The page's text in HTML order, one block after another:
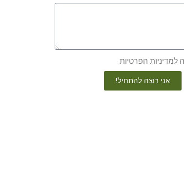
למדיניות הפרטיות
אני רוצה להתחיל!